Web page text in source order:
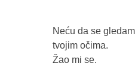
Neću da se gledam
tvojim očima.
Žao mi se.